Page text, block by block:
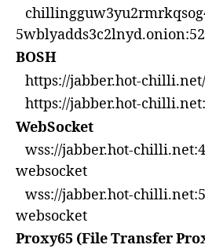
BOSH
https://jabber.hot-
https://jabber.hot-
WebSocket
wss://jabber.hot-
websocket
wss://jabber.hot-
websocket
Proxy65 (File Transfer